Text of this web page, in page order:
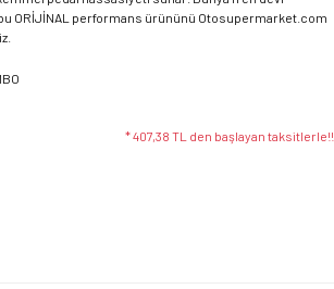
ORİJİNAL performans ürününü Otosupermarket.com
* 407,38 TL den başlayan taksitlerle!!